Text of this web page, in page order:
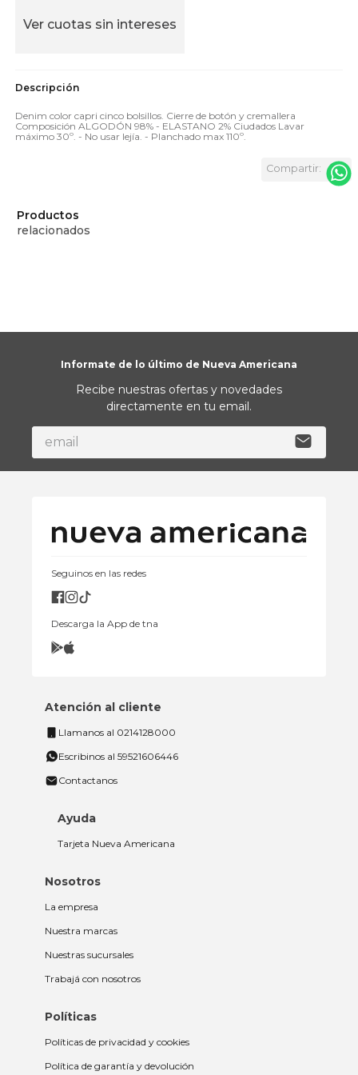
Ver cuotas sin intereses
Denim color capri cinco bolsillos. Cierre de botón y cremallera
Composición ALGODÓN 98% - ELASTANO 2% Ciudados Lavar
máximo 30º. - No usar lejía. - Planchado max 110º.
Productos
relacionados
Informate de lo último de Nueva Americana
Recibe nuestras ofertas y novedades
directamente en tu email.
Seguinos en las redes
Descarga la App de tna
Atención al cliente
Llamanos al 0214128000
Escribinos al 59521606446
Contactanos
Ayuda
Tarjeta Nueva Americana
Nosotros
La empresa
Nuestra marcas
Nuestras sucursales
Trabajá con nosotros
Políticas
Políticas de privacidad y cookies
Política de garantía y devolución